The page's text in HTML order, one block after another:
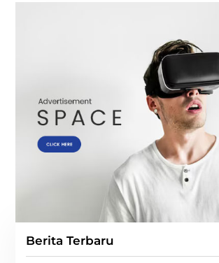
Berita Terbaru